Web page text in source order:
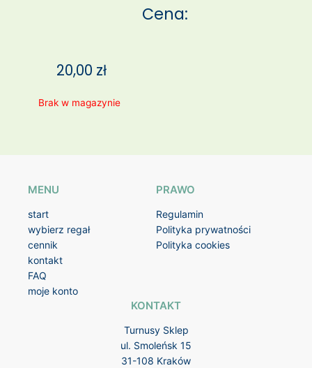
Cena:
20,00 zł
Brak w magazynie
MENU
start
wybierz regał
cennik
kontakt
FAQ
moje konto
PRAWO
Regulamin
Polityka prywatności
Polityka cookies
KONTAKT
Turnusy Sklep
ul. Smoleńsk 15
31-108 Kraków